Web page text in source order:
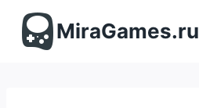
содержимомуMiraGames.ru